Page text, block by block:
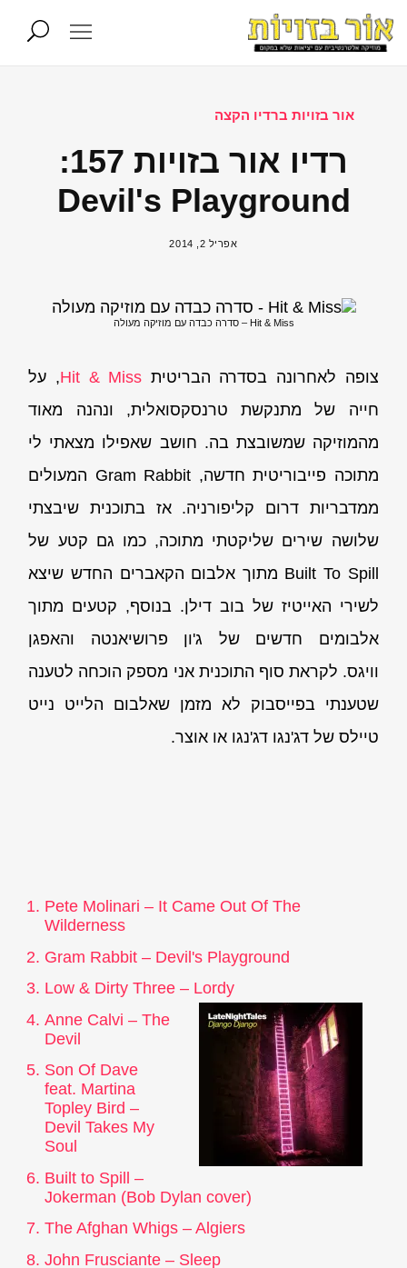
אור בזויות ברדיו הקצה
רדיו אור בזויות 157:
Devil's Playground
אפריל 2, 2014
Hit & Miss – סדרה כבדה עם מוזיקה מעולה
צופה לאחרונה בסדרה הבריטית Hit & Miss, על
חייה של מתנקשת טרנסקסואלית, ונהנה מאוד
מהמוזיקה שמשובצת בה. חושב שאפילו מצאתי לי
מתוכה פייבוריטית חדשה, Gram Rabbit המעולים
ממדבריות דרום קליפורניה. אז בתוכנית שיבצתי
שלושה שירים שליקטתי מתוכה, כמו גם קטע של
Built To Spill מתוך אלבום הקאברים החדש שיצא
לשירי האייטיז של בוב דילן. בנוסף, קטעים מתוך
אלבומים חדשים של ג'ון פרושיאנטה והאפגן
וויגס. לקראת סוף התוכנית אני מספק הוכחה לטענה
שטענתי בפייסבוק לא מזמן שאלבום הלייט נייט
טיילס של דג'נגו דג'נגו או אוצר.
Pete Molinari – It Came Out Of The
Wilderness
Gram Rabbit – Devil's Playground
Low & Dirty Three – Lordy
Anne Calvi – The
Devil
Son Of Dave
feat. Martina
Topley Bird –
Devil Takes My
Soul
Built to Spill –
Jokerman (Bob Dylan cover)
The Afghan Whigs – Algiers
John Frusciante – Sleep